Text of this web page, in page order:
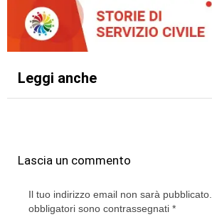
Leggi anche
Lascia un commento
Il tuo indirizzo email non sarà pubblicato.
obbligatori sono contrassegnati *